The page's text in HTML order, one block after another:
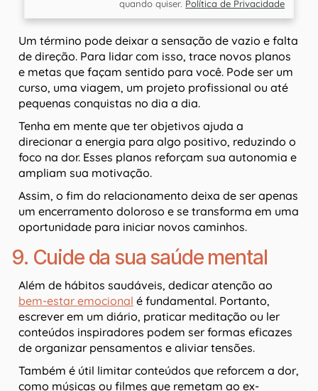
quando quiser. Política de Privacidade
Um término pode deixar a sensação de vazio e falta
de direção. Para lidar com isso, trace novos planos
e metas que façam sentido para você. Pode ser um
curso, uma viagem, um projeto profissional ou até
pequenas conquistas no dia a dia.
Tenha em mente que ter objetivos ajuda a
direcionar a energia para algo positivo, reduzindo o
foco na dor. Esses planos reforçam sua autonomia e
ampliam sua motivação.
Assim, o fim do relacionamento deixa de ser apenas
um encerramento doloroso e se transforma em uma
oportunidade para iniciar novos caminhos.
9. Cuide da sua saúde mental
Além de hábitos saudáveis, dedicar atenção ao
bem-estar emocional é fundamental. Portanto,
escrever em um diário, praticar meditação ou ler
conteúdos inspiradores podem ser formas eficazes
de organizar pensamentos e aliviar tensões.
Também é útil limitar conteúdos que reforcem a dor,
como músicas ou filmes que remetam ao ex-